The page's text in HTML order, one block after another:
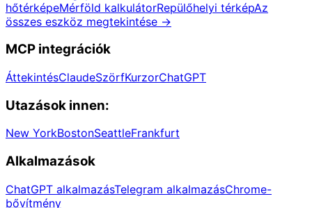
hőtérképeMérföld kalkulátorRepülőhelyi térképAz
összes eszköz megtekintése →
MCP integrációk
ÁttekintésClaudeSzörfKurzorChatGPT
Utazások innen:
New YorkBostonSeattleFrankfurt
Alkalmazások
ChatGPT alkalmazásTelegram alkalmazásChrome-
bővítmény